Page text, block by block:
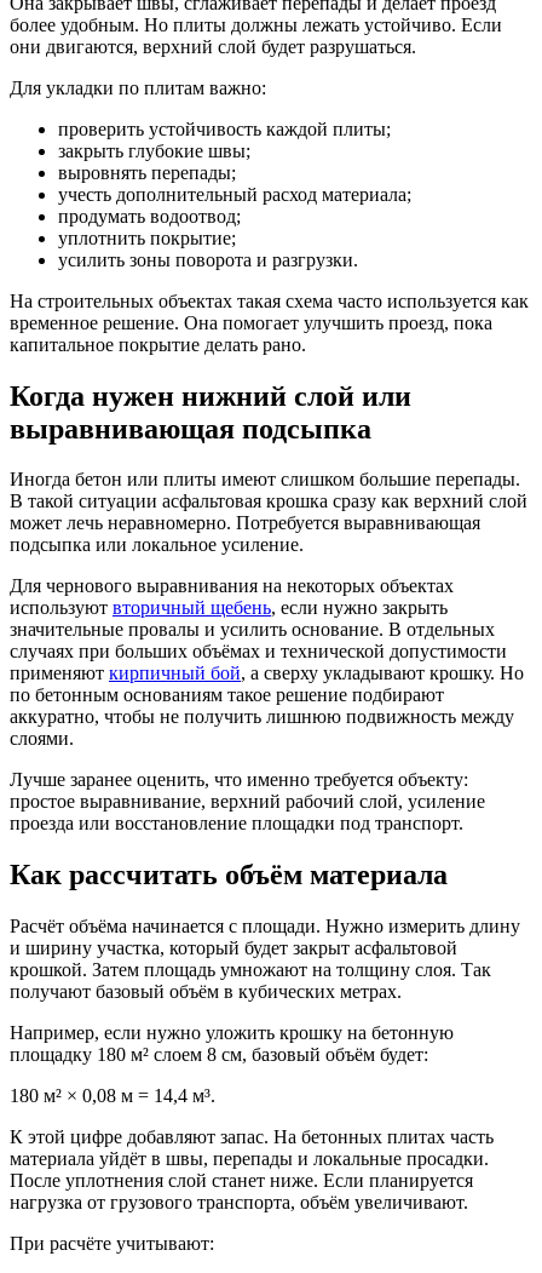
более удобным. Но плиты должны лежать устойчиво. Если
они двигаются, верхний слой будет разрушаться.
Для укладки по плитам важно:
проверить устойчивость каждой плиты;
закрыть глубокие швы;
выровнять перепады;
учесть дополнительный расход материала;
продумать водоотвод;
уплотнить покрытие;
усилить зоны поворота и разгрузки.
На строительных объектах такая схема часто используется как
временное решение. Она помогает улучшить проезд, пока
капитальное покрытие делать рано.
Когда нужен нижний слой или
выравнивающая подсыпка
Иногда бетон или плиты имеют слишком большие перепады.
В такой ситуации асфальтовая крошка сразу как верхний слой
может лечь неравномерно. Потребуется выравнивающая
подсыпка или локальное усиление.
Для чернового выравнивания на некоторых объектах
используют вторичный щебень, если нужно закрыть
значительные провалы и усилить основание. В отдельных
случаях при больших объёмах и технической допустимости
применяют кирпичный бой, а сверху укладывают крошку. Но
по бетонным основаниям такое решение подбирают
аккуратно, чтобы не получить лишнюю подвижность между
слоями.
Лучше заранее оценить, что именно требуется объекту:
простое выравнивание, верхний рабочий слой, усиление
проезда или восстановление площадки под транспорт.
Как рассчитать объём материала
Расчёт объёма начинается с площади. Нужно измерить длину
и ширину участка, который будет закрыт асфальтовой
крошкой. Затем площадь умножают на толщину слоя. Так
получают базовый объём в кубических метрах.
Например, если нужно уложить крошку на бетонную
площадку 180 м² слоем 8 см, базовый объём будет:
180 м² × 0,08 м = 14,4 м³.
К этой цифре добавляют запас. На бетонных плитах часть
материала уйдёт в швы, перепады и локальные просадки.
После уплотнения слой станет ниже. Если планируется
нагрузка от грузового транспорта, объём увеличивают.
При расчёте учитывают: